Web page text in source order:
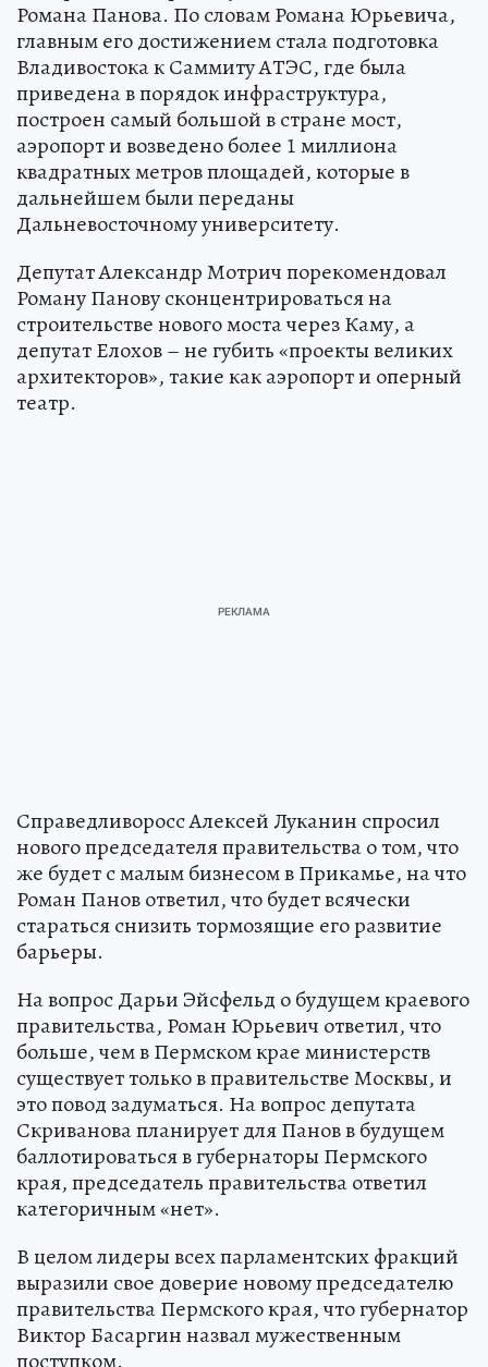
Романа Панова. По словам Романа Юрьевича,
главным его достижением стала подготовка
Владивостока к Саммиту АТЭС, где была
приведена в порядок инфраструктура,
построен самый большой в стране мост,
аэропорт и возведено более 1 миллиона
квадратных метров площадей, которые в
дальнейшем были переданы
Дальневосточному университету.
Депутат Александр Мотрич порекомендовал
Роману Панову сконцентрироваться на
строительстве нового моста через Каму, а
депутат Елохов – не губить «проекты великих
архитекторов», такие как аэропорт и оперный
театр.
Справедливоросс Алексей Луканин спросил
нового председателя правительства о том, что
же будет с малым бизнесом в Прикамье, на что
Роман Панов ответил, что будет всячески
стараться снизить тормозящие его развитие
барьеры.
На вопрос Дарьи Эйсфельд о будущем краевого
правительства, Роман Юрьевич ответил, что
больше, чем в Пермском крае министерств
существует только в правительстве Москвы, и
это повод задуматься. На вопрос депутата
Скриванова планирует для Панов в будущем
баллотироваться в губернаторы Пермского
края, председатель правительства ответил
категоричным «нет».
В целом лидеры всех парламентских фракций
выразили свое доверие новому председателю
правительства Пермского края, что губернатор
Виктор Басаргин назвал мужественным
поступком.